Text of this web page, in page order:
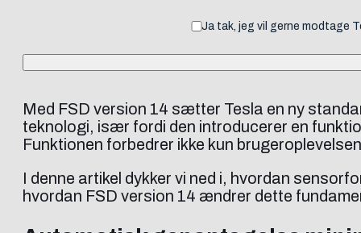
Ja tak, jeg vil gerne modtage
Med FSD version 14 sætter Tesla en ny
teknologi, især fordi den introducerer en
Funktionen forbedrer ikke kun
I denne artikel dykker vi ned i, hvordan
hvordan FSD version 14 ændrer dette